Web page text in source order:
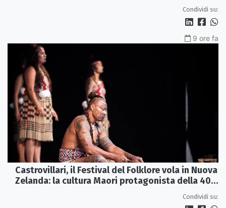
Condividi su:
9 ore fa
Castrovillari, il Festival del Folklore vola in Nuova
Zelanda: la cultura Maori protagonista della 40ª
Condividi su: